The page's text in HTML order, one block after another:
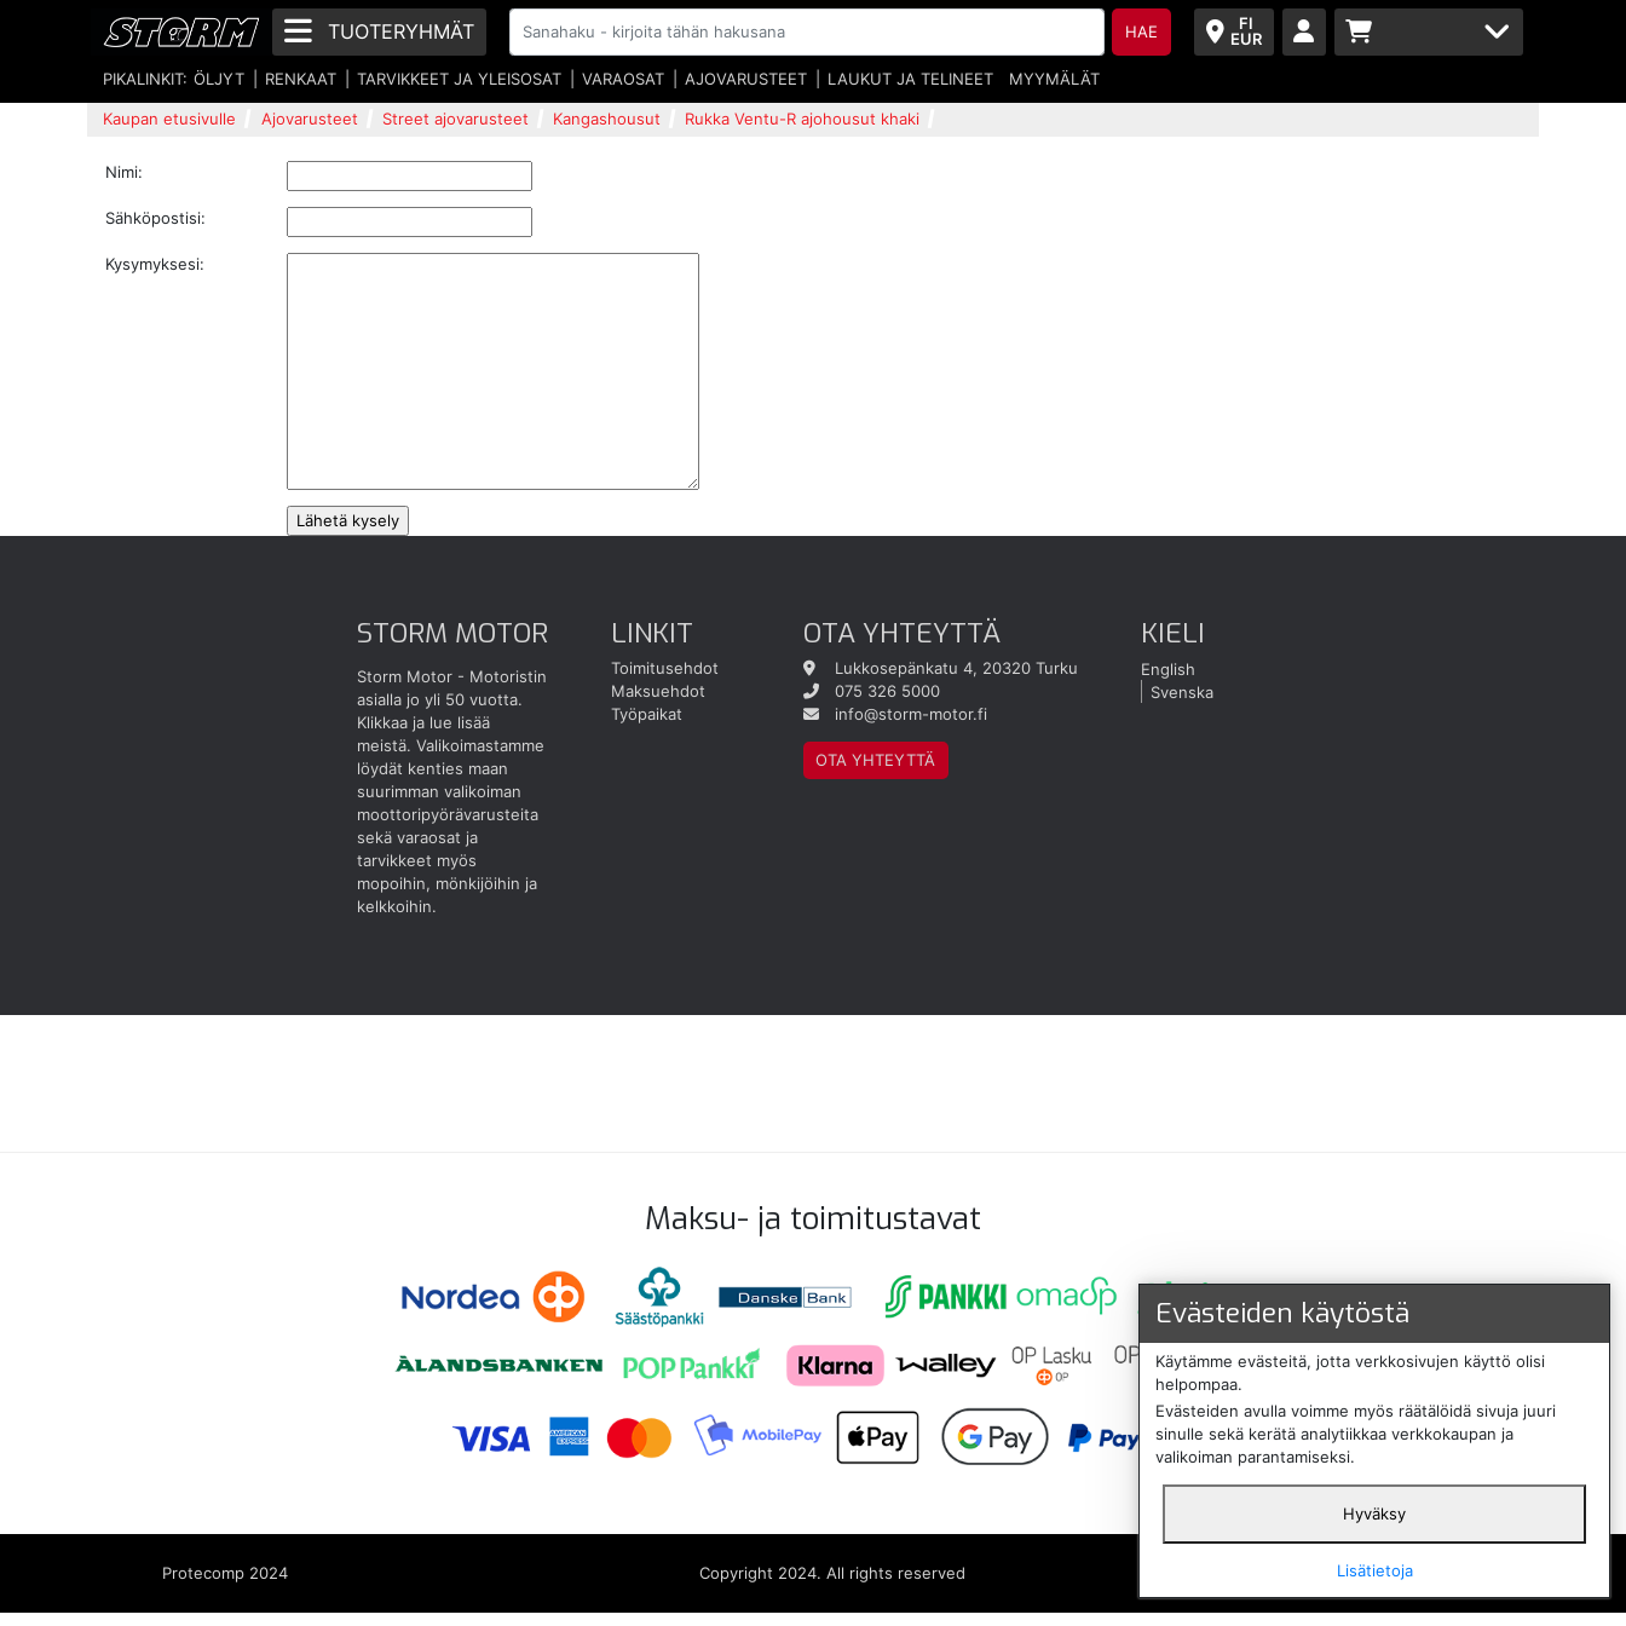
FI
EUR
TUOTERYHMÄT HAE
PIKALINKIT: ÖLJYT RENKAAT TARVIKKEET JA YLEISOSAT VARAOSAT AJOVARUSTEET LAUKUT JA TELINEET MYYMÄLÄT
Kaupan etusivulle Ajovarusteet Street ajovarusteet Kangashousut Rukka Ventu-R ajohousut khaki
Nimi:
Sähköpostisi:
Kysymyksesi:
STORM MOTOR
Storm Motor - Motoristin
asialla jo yli 50 vuotta.
Klikkaa ja lue lisää
meistä. Valikoimastamme
löydät kenties maan
suurimman valikoiman
moottoripyörävarusteita
sekä varaosat ja
tarvikkeet myös
mopoihin, mönkijöihin ja
kelkkoihin.
LINKIT
Toimitusehdot
Maksuehdot
Työpaikat
OTA YHTEYTTÄ
Lukkosepänkatu 4, 20320 Turku
075 326 5000
info@storm-motor.fi
OTA YHTEYTTÄ
KIELI
English
Svenska
Maksu- ja toimitustavat
Protecomp 2024 Copyright 2024. All rights reserved
Svenska
Evästeiden käytöstä
Käytämme evästeitä, jotta verkkosivujen käyttö olisi
helpompaa.
Evästeiden avulla voimme myös räätälöidä sivuja juuri
sinulle sekä kerätä analytiikkaa verkkokaupan ja
valikoiman parantamiseksi.
Hyväksy
Lisätietoja